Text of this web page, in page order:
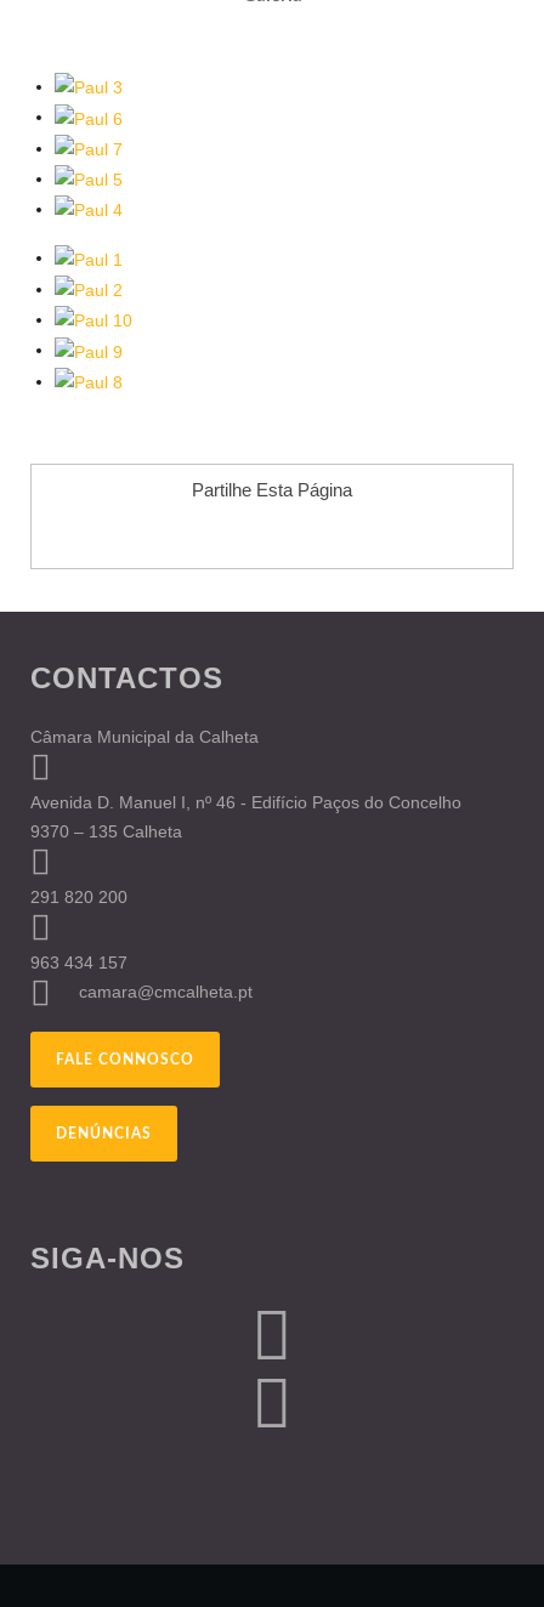
Partilhe Esta Página
CONTACTOS
Câmara Municipal da Calheta
Avenida D. Manuel I, nº 46 - Edifício Paços do Concelho
9370 – 135 Calheta
291 820 200
963 434 157
camara@cmcalheta.pt
FALE CONNOSCO
DENÚNCIAS
SIGA-NOS